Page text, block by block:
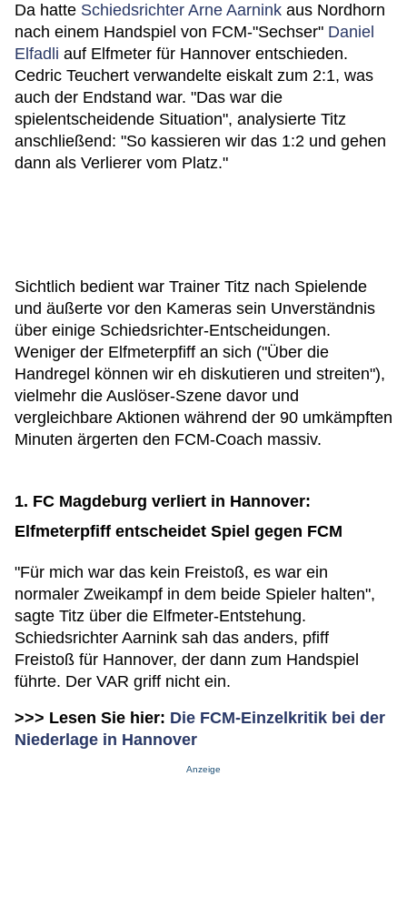
Da hatte Schiedsrichter Arne Aarnink aus Nordhorn
nach einem Handspiel von FCM-"Sechser" Daniel
Elfadli auf Elfmeter für Hannover entschieden.
Cedric Teuchert verwandelte eiskalt zum 2:1, was
auch der Endstand war. "Das war die
spielentscheidende Situation", analysierte Titz
anschließend: "So kassieren wir das 1:2 und gehen
dann als Verlierer vom Platz."
Sichtlich bedient war Trainer Titz nach Spielende
und äußerte vor den Kameras sein Unverständnis
über einige Schiedsrichter-Entscheidungen.
Weniger der Elfmeterpfiff an sich ("Über die
Handregel können wir eh diskutieren und streiten"),
vielmehr die Auslöser-Szene davor und
vergleichbare Aktionen während der 90 umkämpften
Minuten ärgerten den FCM-Coach massiv.
1. FC Magdeburg verliert in Hannover:
Elfmeterpfiff entscheidet Spiel gegen FCM
"Für mich war das kein Freistoß, es war ein
normaler Zweikampf in dem beide Spieler halten",
sagte Titz über die Elfmeter-Entstehung.
Schiedsrichter Aarnink sah das anders, pfiff
Freistoß für Hannover, der dann zum Handspiel
führte. Der VAR griff nicht ein.
>>> Lesen Sie hier: Die FCM-Einzelkritik bei der
Niederlage in Hannover
Anzeige